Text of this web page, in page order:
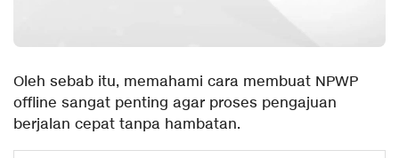
Oleh sebab itu, memahami cara membuat NPWP
offline sangat penting agar proses pengajuan
berjalan cepat tanpa hambatan.